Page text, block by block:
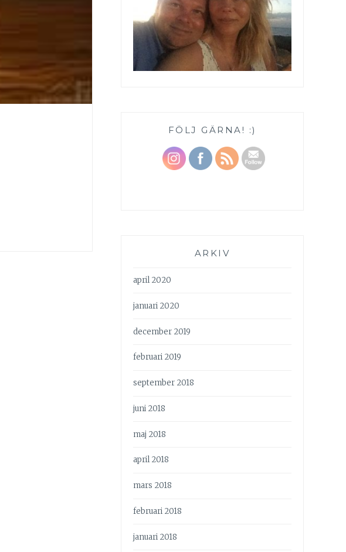
FÖLJ GÄRNA! :)
ARKIV
april 2020
januari 2020
december 2019
februari 2019
september 2018
juni 2018
maj 2018
april 2018
mars 2018
februari 2018
januari 2018